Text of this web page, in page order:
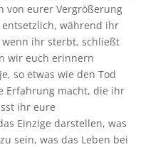
von eurer Vergrößerung
während ihr
ihr sterbt, schließt
wir euch erinnern
so etwas wie den Tod
Erfahrung macht, die ihr
ihr eure
Einzige darstellen, was
sein, was das Leben bei